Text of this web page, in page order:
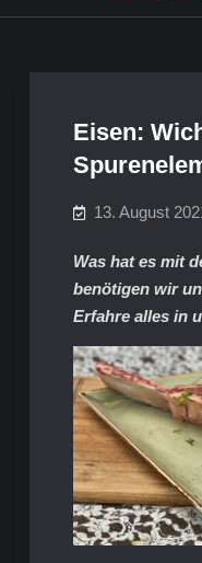
Eisen:
13. August
Was hat es mit
benötigen wir
Erfahre alles in